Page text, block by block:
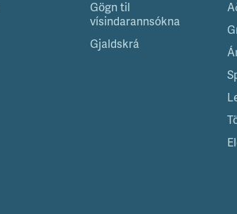
Gögn til
vísindarannsókna
Gjaldskrá